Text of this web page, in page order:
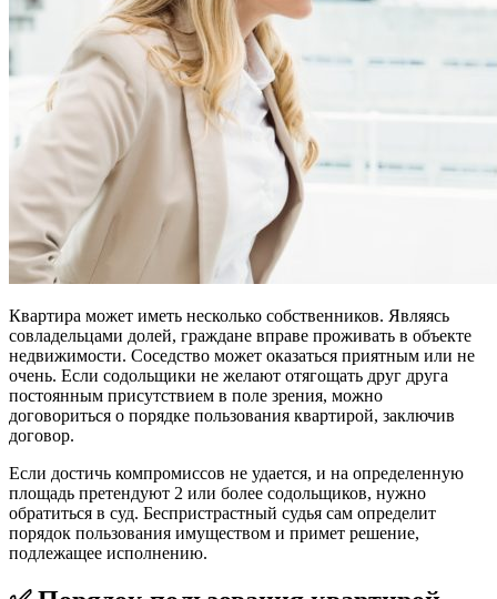
Квартира может иметь несколько собственников. Являясь
совладельцами долей, граждане вправе проживать в объекте
недвижимости. Соседство может оказаться приятным или не
очень. Если содольщики не желают отягощать друг друга
постоянным присутствием в поле зрения, можно
договориться о порядке пользования квартирой, заключив
договор.
Если достичь компромиссов не удается, и на определенную
площадь претендуют 2 или более содольщиков, нужно
обратиться в суд. Беспристрастный судья сам определит
порядок пользования имуществом и примет решение,
подлежащее исполнению.